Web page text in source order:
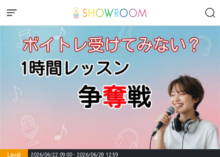
Level 2026/06/22 09:00 - 2026/06/28 12:59